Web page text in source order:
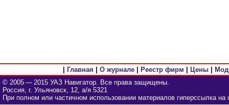
Главная О журнале| Реестр фирм Цены|
© 2005 — 2015 УАЗ Навигатор. Все права защищены.
Россия, г. Ульяновск, 12, а/я 5321
При полном или частичном использовании материалов гиперссылка на